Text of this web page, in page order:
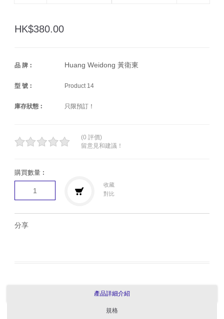
HK$380.00
品 牌︰ Huang Weidong 黃衛東
型 號︰ Product 14
庫存狀態︰ 只限預訂！
(0 評價)
留意見和建議！
購買數量︰
收藏
對比
分享
產品詳細介紹
規格